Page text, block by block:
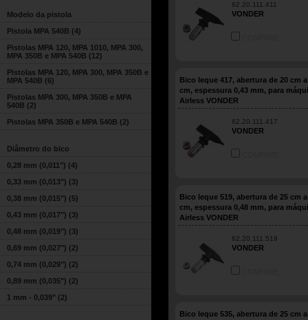
Modelo da pistola
Pistola MPA 540B (4)
Pistolas MPA 120, MPA 1010, MPA 300,
MPA 350B e MPA 540B (12)
Pistolas MPA 120, MPA 300, MPA 350B e
MPA 540B (6)
Pistolas MPA 300, MPA 350B e MPA
540B (2)
Pistolas MPA 350B e MPA 540B (2)
Diâmetro do bico
0,28 mm (0,011") (4)
0,33 mm (0,013") (3)
0,38 mm (0,015") (5)
0,43 mm (0,017") (3)
0,48 mm (0,019") (3)
0,69 mm (0,027") (2)
0,74 mm (0,029") (2)
0,89 mm (0,035") (2)
1 mm - 0,039" (2)
62.20.111.411
VONDER
Bico leque 417, abertura de 20 cm a
cm, espessura 0,43 mm, para
Airless VONDER
62.20.111.417
VONDER
Bico leque 519, abertura de 25 cm a
cm, espessura 0,48 mm, para
Airless VONDER
62.20.111.519
VONDER
Bico leque 535, abertura de 25 cm a